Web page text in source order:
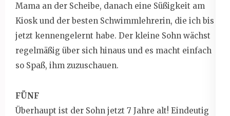
Mama an der Scheibe, danach eine Süßigkeit am
Kiosk und der besten Schwimmlehrerin, die ich bis
jetzt kennengelernt habe. Der kleine Sohn wächst
regelmäßig über sich hinaus und es macht einfach
so Spaß, ihm zuzuschauen.
FÜNF
Überhaupt ist der Sohn jetzt 7 Jahre alt! Eindeutig